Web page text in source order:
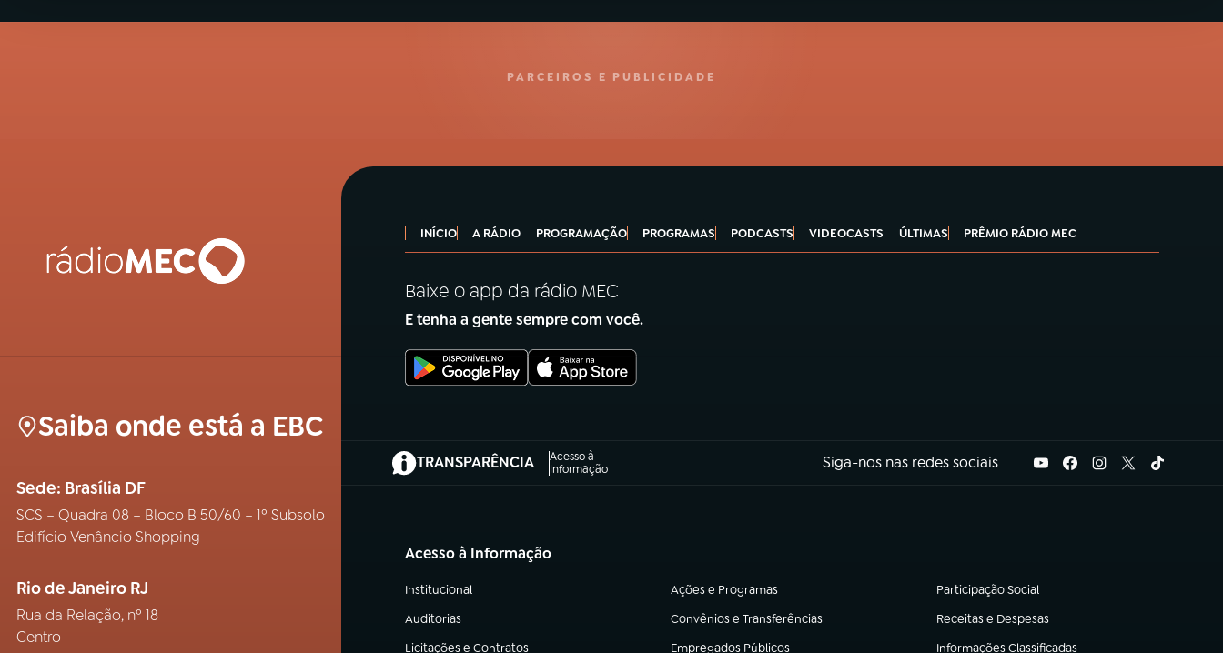
PARCEIROS E PUBLICIDADE
Saiba onde está a EBC
Sede: Brasília DF
SCS – Quadra 08 – Bloco B 50/60 – 1º Subsolo
Edifício Venâncio Shopping
Rio de Janeiro RJ
Rua da Relação, nº 18
Centro
INÍCIO A RÁDIO PROGRAMAÇÃO PROGRAMAS PODCASTS VIDEOCASTS ÚLTIMAS PRÊMIO RÁDIO MEC
Baixe o app da rádio MEC
E tenha a gente sempre com você.
TRANSPARÊNCIA
Acesso à
Informação
(abre em nova aba) Siga-nos nas redes sociais
Acesso à Informação
Institucional
(abre em nova aba) Ações e Programas
(abre em nova aba) Participação Social
(abre em nova aba)
Auditorias
(abre em nova aba) Convênios e Transferências
(abre em nova aba) Receitas e Despesas
(abre em nova aba)
Licitações e Contratos
Empregados Públicos Informações Classificadas